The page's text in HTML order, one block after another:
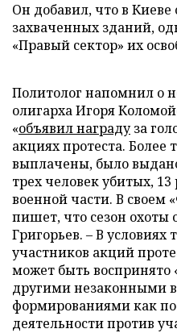
Он добавил, что в Киеве
захваченных зданий,
«Правый сектор» их
Политолог напомнил о
олигарха Игоря
«объявил наградуза
акциях протеста.
выплачены, было
трех человек убитых,
военной части. В своем
пишет, что сезон охоты
Григорьев. – В
участников акций
может быть воспринято
другими незаконными
формированиями как
деятельности против